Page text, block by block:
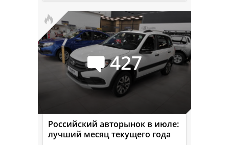
427
Российский авторынок в июле:
лучший месяц текущего года